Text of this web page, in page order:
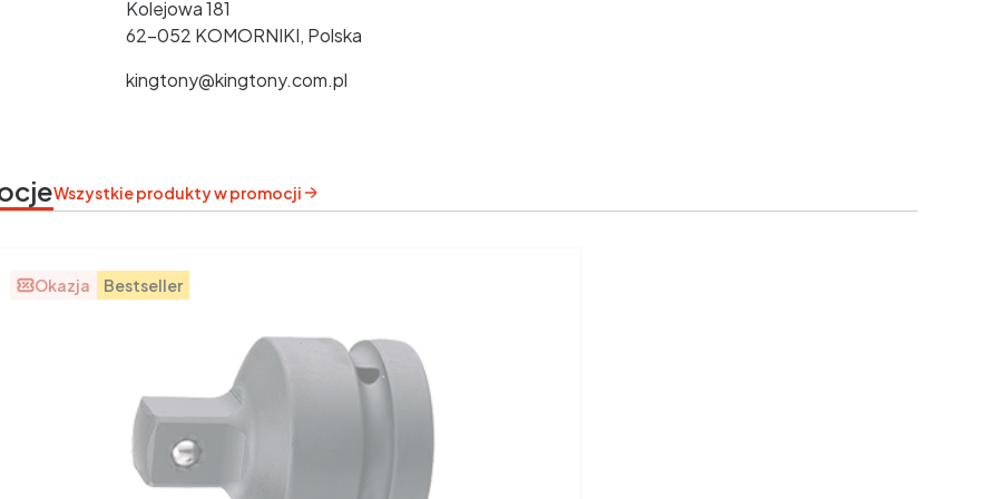
Kolejowa 181
62-052 KOMORNIKI, Polska
kingtony@kingtony.com.pl
Wszystkie produkty w promocji
Okazja Bestseller